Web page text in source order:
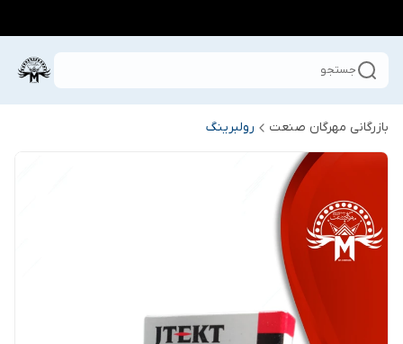
جستجو
بازرگانی مهرگان صنعت رولبرینگ